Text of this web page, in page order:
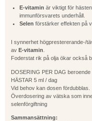
E-vitamin är viktigt för
immunförsvarets underhåll.
Selen förstärker effekten på
I synnerhet högprestererande-/
av E-vitamin.
Foderstat rik på olja ökar också
DOSERING PER DAG
HÄSTAR 5 ml / dag
Vid behov kan dosen fördubblas.
Överdosering av vätska som
selenförgiftning
Sammansättning: